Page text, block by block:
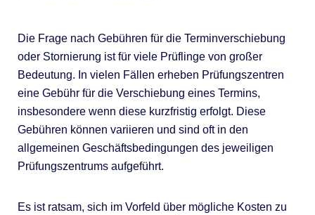
Die Frage nach Gebühren für die Terminverschiebung
oder Stornierung ist für viele Prüflinge von großer
Bedeutung. In vielen Fällen erheben Prüfungszentren
eine Gebühr für die Verschiebung eines Termins,
insbesondere wenn diese kurzfristig erfolgt. Diese
Gebühren können variieren und sind oft in den
allgemeinen Geschäftsbedingungen des jeweiligen
Prüfungszentrums aufgeführt.
Es ist ratsam, sich im Vorfeld über mögliche Kosten zu